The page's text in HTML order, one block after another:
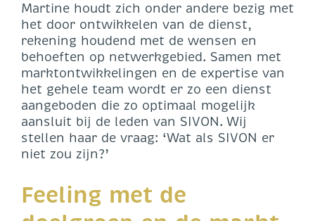
Martine houdt zich onder andere bezig met
het door ontwikkelen van de dienst,
rekening houdend met de wensen en
behoeften op netwerkgebied. Samen met
marktontwikkelingen en de expertise van
het gehele team wordt er zo een dienst
aangeboden die zo optimaal mogelijk
aansluit bij de leden van SIVON. Wij
stellen haar de vraag: ‘Wat als SIVON er
niet zou zijn?’
Feeling met de